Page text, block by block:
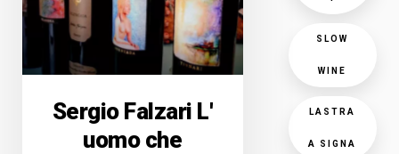
Sergio Falzari L'
uomo che
SLOW
WINE
LASTRA
A SIGNA